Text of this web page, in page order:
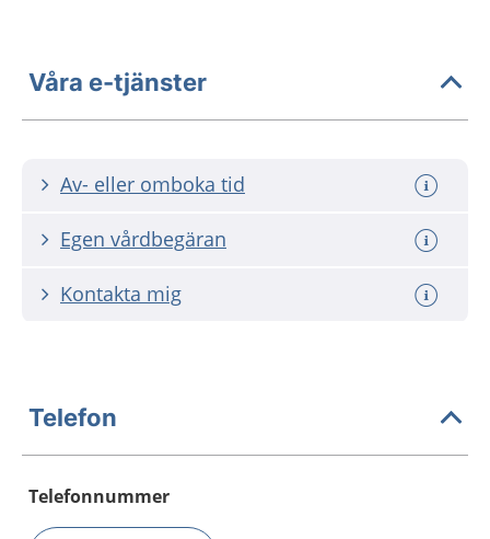
Våra e-tjänster
Av- eller omboka tid
Egen vårdbegäran
Kontakta mig
Telefon
Telefonnummer